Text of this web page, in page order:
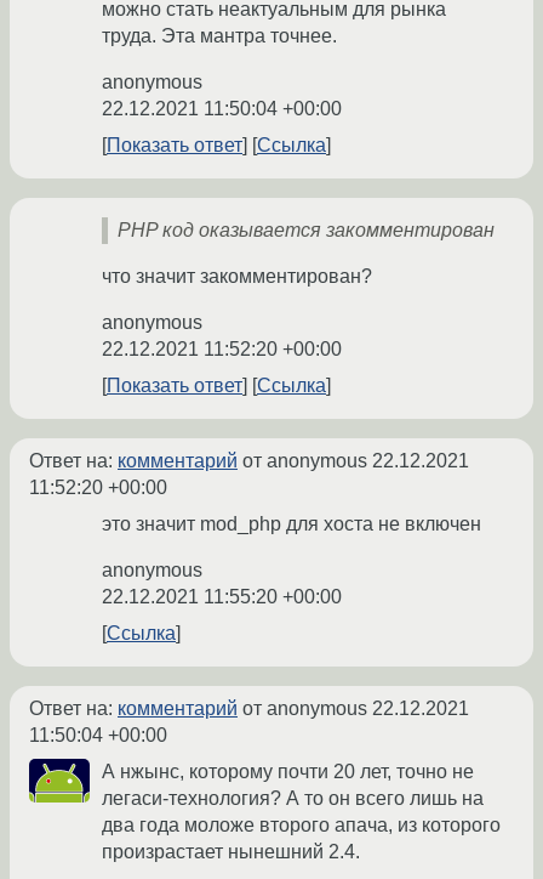
можно стать неактуальным для рынка
труда. Эта мантра точнее.
anonymous
22.12.2021 11:50:04 +00:00
Показать ответ
Ссылка
PHP код оказывается закомментирован
что значит закомментирован?
anonymous
22.12.2021 11:52:20 +00:00
Показать ответ
Ссылка
Ответ на: комментарий от anonymous 22.12.2021
11:52:20 +00:00
это значит mod_php для хоста не включен
anonymous
22.12.2021 11:55:20 +00:00
Ссылка
Ответ на: комментарий от anonymous 22.12.2021
11:50:04 +00:00
А нжынс, которому почти 20 лет, точно не
легаси-технология? А то он всего лишь на
два года моложе второго апача, из которого
произрастает нынешний 2.4.